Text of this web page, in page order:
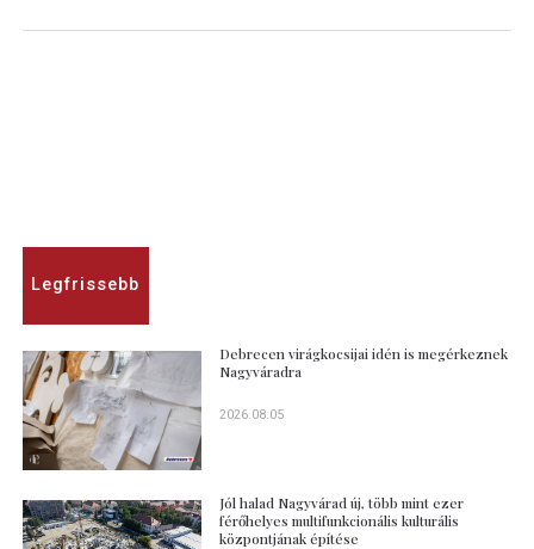
Legfrissebb
Debrecen virágkocsijai idén is megérkeznek
Nagyváradra
2026.08.05
Jól halad Nagyvárad új, több mint ezer
férőhelyes multifunkcionális kulturális
központjának építése